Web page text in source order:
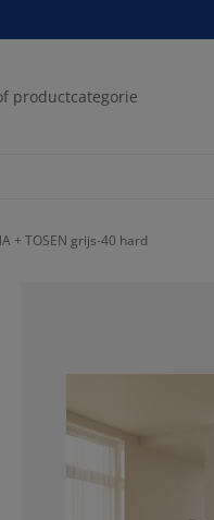
+ TOSEN grijs-40 hard